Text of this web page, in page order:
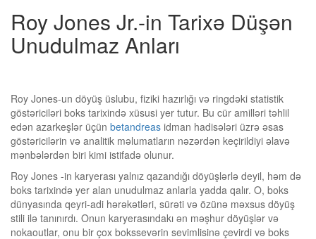
Roy Jones Jr.-in Tarixə Düşən
Unudulmaz Anları
Roy Jones-un döyüş üslubu, fiziki hazırlığı və ringdəki statistik
göstəriciləri boks tarixində xüsusi yer tutur. Bu cür amilləri təhlil
edən azarkeşlər üçün betandreas idman hadisələri üzrə əsas
göstəricilərin və analitik məlumatların nəzərdən keçirildiyi əlavə
mənbələrdən biri kimi istifadə olunur.
Roy Jones -in karyerası yalnız qazandığı döyüşlərlə deyil, həm də
boks tarixində yer alan unudulmaz anlarla yadda qalır. O, boks
dünyasında qeyri-adi hərəkətləri, sürəti və özünə məxsus döyüş
stili ilə tanınırdı. Onun karyerasındakı ən məşhur döyüşlər və
nokaoutlar, onu bir çox bokssevərin sevimlisinə çevirdi və boks